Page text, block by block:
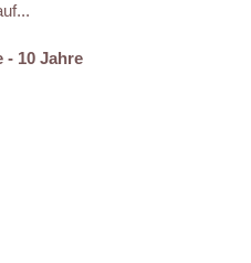
- 10 Jahre